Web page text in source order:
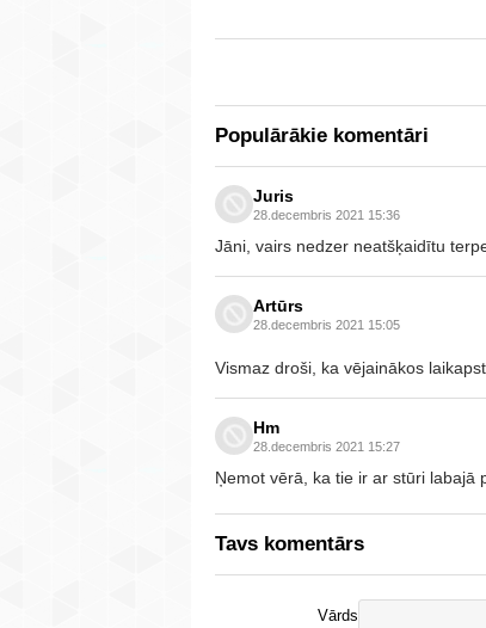
Populārākie komentāri
Juris
28.decembris 2021 15:36
Jāni, vairs nedzer neatšķaidītu
Artūrs
28.decembris 2021 15:05
Vismaz droši, ka vējainākos
Hm
28.decembris 2021 15:27
Ņemot vērā, ka tie ir ar stūri labajā
Tavs komentārs
Vārds